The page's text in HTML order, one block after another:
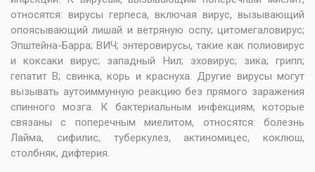
относятся: вирусы герпеса, включая вирус, вызывающий
опоясывающий лишай и ветряную оспу; цитомегаловирус;
Эпштейна-Барра; ВИЧ; энтеровирусы, такие как полиовирус
и коксаки вирус; западный Нил; эховирус; зика; грипп;
гепатит В; свинка, корь и краснуха. Другие вирусы могут
вызывать аутоиммунную реакцию без прямого заражения
спинного мозга. К бактериальным инфекциям, которые
связаны с поперечным миелитом, относятся: болезнь
Лайма, сифилис, туберкулез, актиномицес, коклюш,
столбняк, дифтерия.